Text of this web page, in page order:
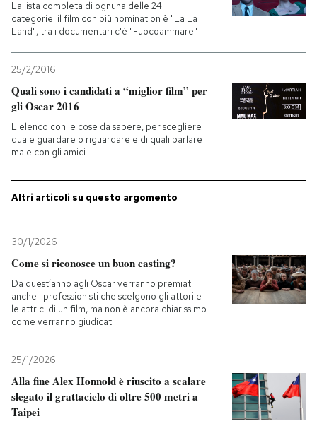
La lista completa di ognuna delle 24
categorie: il film con più nomination è "La La
Land", tra i documentari c'è "Fuocoammare"
25/2/2016
Quali sono i candidati a “miglior film” per
gli Oscar 2016
L'elenco con le cose da sapere, per scegliere
quale guardare o riguardare e di quali parlare
male con gli amici
Altri articoli su questo argomento
30/1/2026
Come si riconosce un buon casting?
Da quest’anno agli Oscar verranno premiati
anche i professionisti che scelgono gli attori e
le attrici di un film, ma non è ancora chiarissimo
come verranno giudicati
25/1/2026
Alla fine Alex Honnold è riuscito a scalare
slegato il grattacielo di oltre 500 metri a
Taipei